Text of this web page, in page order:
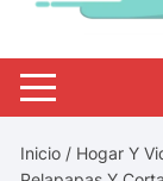
Inicio / Hogar Y